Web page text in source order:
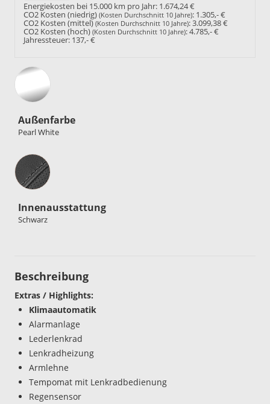
Energiekosten bei 15.000 km pro Jahr: 1.674,24 €
CO2 Kosten (niedrig) (Kosten Durchschnitt 10 Jahre): 1.305,- €
CO2 Kosten (mittel) (Kosten Durchschnitt 10 Jahre):3.099,38 €
CO2 Kosten (hoch) (Kosten Durchschnitt 10 Jahre):4.785,- €
Jahressteuer: 137,- €
Außenfarbe
Pearl White
Innenausstattung
Innenausstattung
Schwarz
Beschreibung
Extras / Highlights:
Klimaautomatik
Alarmanlage
Lederlenkrad
Lenkradheizung
Armlehne
Tempomat mit Lenkradbedienung
Regensensor